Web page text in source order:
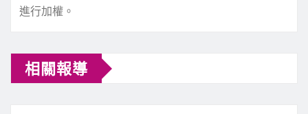
進行加權。
相關報導